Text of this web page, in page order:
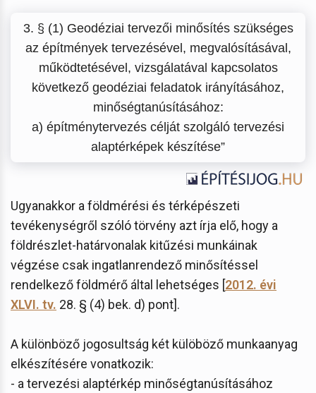
3. § (1) Geodéziai tervezői minősítés szükséges
az építmények tervezésével, megvalósításával,
működtetésével, vizsgálatával kapcsolatos
következő geodéziai feladatok irányításához,
minőségtanúsításához:
a) építménytervezés célját szolgáló tervezési
alaptérképek készítése”
Ugyanakkor a földmérési és térképészeti
tevékenységről szóló törvény azt írja elő, hogy a
földrészlet-határvonalak kitűzési munkáinak
végzése csak ingatlanrendező minősítéssel
rendelkező földmérő által lehetséges [2012. évi
XLVI. tv. 28. § (4) bek. d) pont].
A különböző jogosultság két külöböző munkaanyag
elkészítésére vonatkozik: ​
- a tervezési alaptérkép minőségtanúsításához